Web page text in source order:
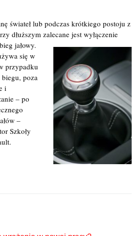
świateł lub podczas krótkiego postoju z
dłuższym zalecane jest wyłączenie
jałowy.
się w
przypadku
biegu, poza
i
– po
–
Szkoły